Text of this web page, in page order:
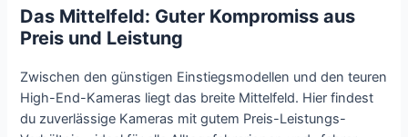
Das Mittelfeld: Guter Kompromiss aus
Preis und Leistung
Zwischen den günstigen Einstiegsmodellen und den teuren
High-End-Kameras liegt das breite Mittelfeld. Hier findest
du zuverlässige Kameras mit gutem Preis-Leistungs-